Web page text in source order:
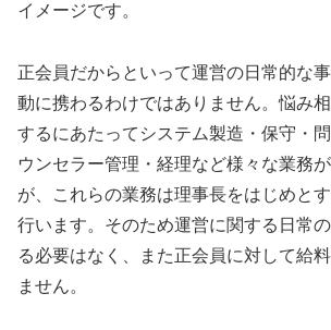
イメージです。
正会員だからといって運営の日常的な
動に携わるわけではありません。悩み
するにあたってシステム製造・保守・
ウンセラー管理・経理など様々な業務
が、これらの業務は理事長をはじめと
行います。そのため運営に関する日常
る必要はなく、また正会員に対して給
ません。